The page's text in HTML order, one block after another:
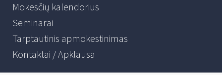
Mokesčių kalendorius
Seminarai
Tarptautinis apmokestinimas
Kontaktai / Apklausa